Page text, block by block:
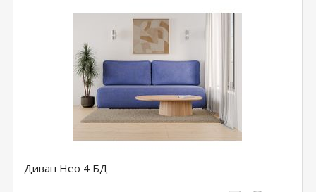
Диван Нео 4 БД